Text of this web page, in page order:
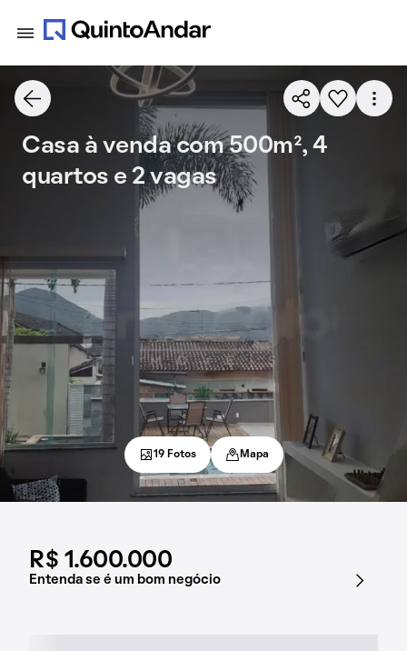
R$ 1.600.000
Entenda se é um bom negócio
Casa à venda com 500m², 4
quartos e 2 vagas
19 Fotos Mapa